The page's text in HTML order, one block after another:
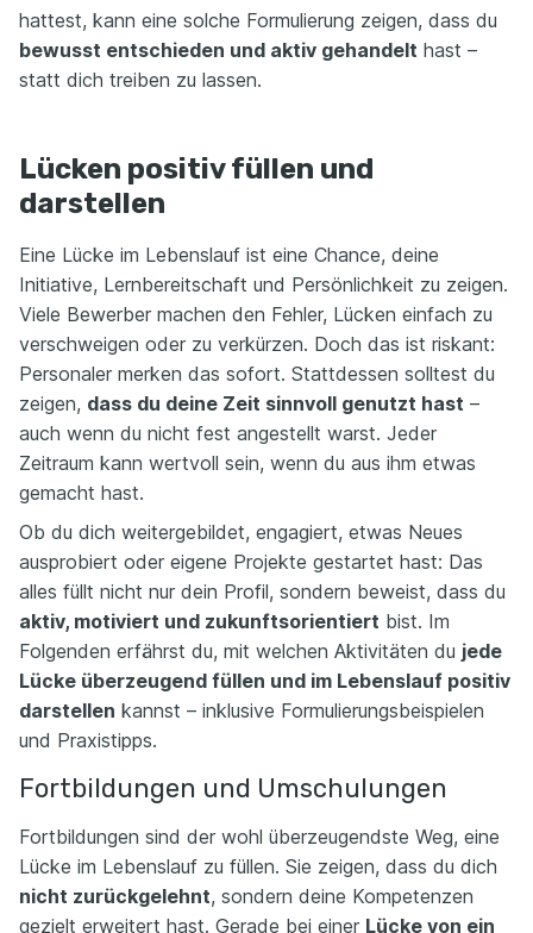
hattest, kann eine solche Formulierung zeigen, dass du
bewusst entschieden und aktiv gehandelt hast –
statt dich treiben zu lassen.
Lücken positiv füllen und
darstellen
Eine Lücke im Lebenslauf ist eine Chance, deine
Initiative, Lernbereitschaft und Persönlichkeit zu zeigen.
Viele Bewerber machen den Fehler, Lücken einfach zu
verschweigen oder zu verkürzen. Doch das ist riskant:
Personaler merken das sofort. Stattdessen solltest du
zeigen, dass du deine Zeit sinnvoll genutzt hast –
auch wenn du nicht fest angestellt warst. Jeder
Zeitraum kann wertvoll sein, wenn du aus ihm etwas
gemacht hast.
Ob du dich weitergebildet, engagiert, etwas Neues
ausprobiert oder eigene Projekte gestartet hast: Das
alles füllt nicht nur dein Profil, sondern beweist, dass du
aktiv, motiviert und zukunftsorientiert bist. Im
Folgenden erfährst du, mit welchen Aktivitäten du jede
Lücke überzeugend füllen und im Lebenslauf positiv
darstellen kannst – inklusive Formulierungsbeispielen
und Praxistipps.
Fortbildungen und Umschulungen
Fortbildungen sind der wohl überzeugendste Weg, eine
Lücke im Lebenslauf zu füllen. Sie zeigen, dass du dich
nicht zurückgelehnt, sondern deine Kompetenzen
gezielt erweitert hast. Gerade bei einer Lücke von ein